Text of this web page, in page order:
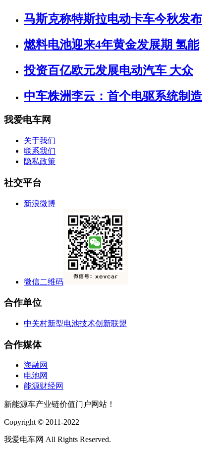
马斯克称特斯拉电动卡车今秋发布
燃料电池迎来4年黄金发展期 氢能
投资百亿欧元发展电动汽车 大众
中车株洲李云：首个电驱系统制造
我爱电车网
关于我们
联系我们
隐私政策
社交平台
新浪微博
微信二维码
合作单位
中关村新型电池技术创新联盟
合作媒体
海融网
电池网
能源财经网
新能源车产业链价值门户网站！
Copyright © 2011-2022
我爱电车网 All Rights Reserved.